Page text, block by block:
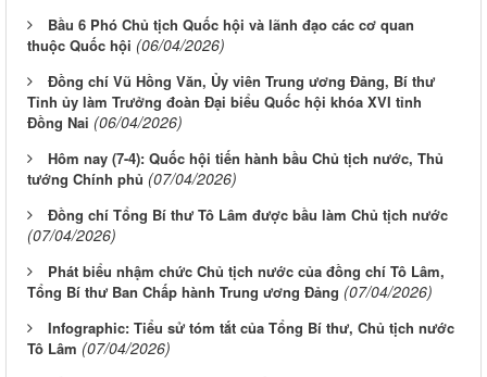
Bầu 6 Phó Chủ tịch Quốc hội và lãnh đạo các cơ quan
thuộc Quốc hội (06/04/2026)
Đồng chí Vũ Hồng Văn, Ủy viên Trung ương Đảng, Bí thư
Tỉnh ủy làm Trưởng đoàn Đại biểu Quốc hội khóa XVI tỉnh
Đồng Nai (06/04/2026)
Hôm nay (7-4): Quốc hội tiến hành bầu Chủ tịch nước, Thủ
tướng Chính phủ (07/04/2026)
Đồng chí Tổng Bí thư Tô Lâm được bầu làm Chủ tịch nước
(07/04/2026)
Phát biểu nhậm chức Chủ tịch nước của đồng chí Tô Lâm,
Tổng Bí thư Ban Chấp hành Trung ương Đảng (07/04/2026)
Infographic: Tiểu sử tóm tắt của Tổng Bí thư, Chủ tịch nước
Tô Lâm (07/04/2026)